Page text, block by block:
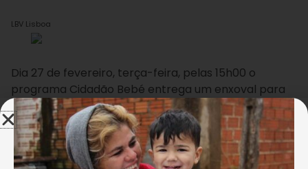
LBV Lisboa
Dia 27 de fevereiro, terça-feira, pelas 15h00 o
programa Cidadão Bebé entrega um enxoval para
uma bebé, no Porto.
LBV Portugal